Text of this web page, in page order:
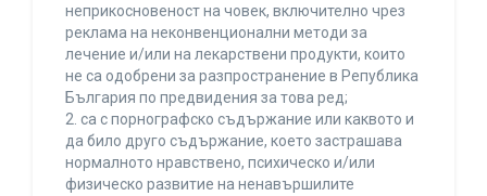
неприкосновеност на човек, включително чрез
реклама на неконвенционални методи за
лечение и/или на лекарствени продукти, които
не са одобрени за разпространение в Република
България по предвидения за това ред;
2. са с порнографско съдържание или каквото и
да било друго съдържание, което застрашава
нормалното нравствено, психическо и/или
физическо развитие на ненавършилите